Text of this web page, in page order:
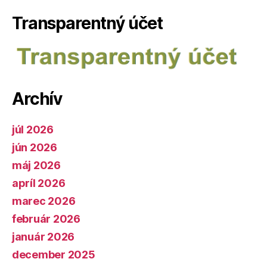
Transparentný účet
Archív
júl 2026
jún 2026
máj 2026
apríl 2026
marec 2026
február 2026
január 2026
december 2025